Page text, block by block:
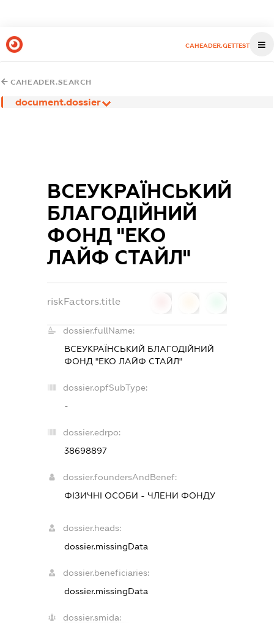
CAHEADER.GETTEST
CAHEADER.SEARCH
document.dossier
ВСЕУКРАЇНСЬКИЙ
БЛАГОДІЙНИЙ
ФОНД "ЕКО
ЛАЙФ СТАЙЛ"
riskFactors.title
dossier.fullName:
ВСЕУКРАЇНСЬКИЙ БЛАГОДІЙНИЙ
ФОНД "ЕКО ЛАЙФ СТАЙЛ"
dossier.opfSubType:
-
dossier.edrpo:
38698897
dossier.foundersAndBenef:
ФІЗИЧНІ ОСОБИ - ЧЛЕНИ ФОНДУ
dossier.heads:
dossier.missingData
dossier.beneficiaries:
dossier.missingData
dossier.smida: